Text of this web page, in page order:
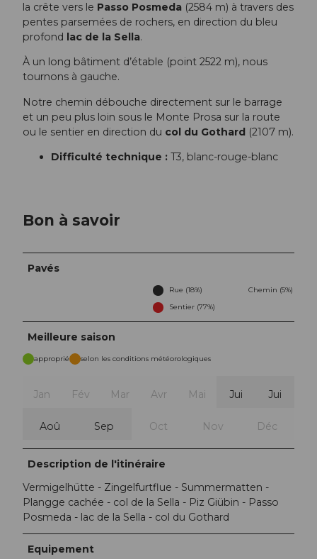
la crête vers le Passo Posmeda (2584 m) à travers des
pentes parsemées de rochers, en direction du bleu
profond
lac de la Sella.
À un long bâtiment d’étable (point 2522 m), nous
tournons à gauche.
Notre chemin débouche directement sur le barrage
et un peu plus loin sous le Monte Prosa sur la route
ou le sentier en direction du col du Gothard (2107 m).
Difficulté technique : T3, blanc-rouge-blanc
Bon à savoir
Pavés
Rue (18%)
Chemin (5%)
Sentier (77%)
Meilleure saison
approprié selon les conditions météorologiques
Jan Fév Mar Avr Mai Jui Jui
Aoû Sep Oct Nov Déc
Description de l'itinéraire
Vermigelhütte - Zingelfurtflue - Summermatten -
Plangge cachée - col de la Sella - Piz Giübin - Passo
Posmeda - lac de la Sella - col du Gothard
Equipement